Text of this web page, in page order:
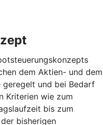
dem Aktien- und dem
geregelt und bei Bedarf
Kriterien wie zum
bis zum
bisherigen